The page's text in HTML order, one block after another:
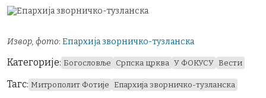
Извор, фото: Епархија зворничко-тузланска
Категорије: Богословље Српска црква У ФОКУСУ Вести
Тагс: Митрополит Фотије Епархија зворничко-тузланска